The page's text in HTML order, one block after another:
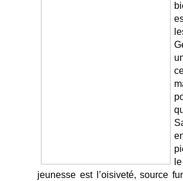
jeunesse est l’oisiveté, source